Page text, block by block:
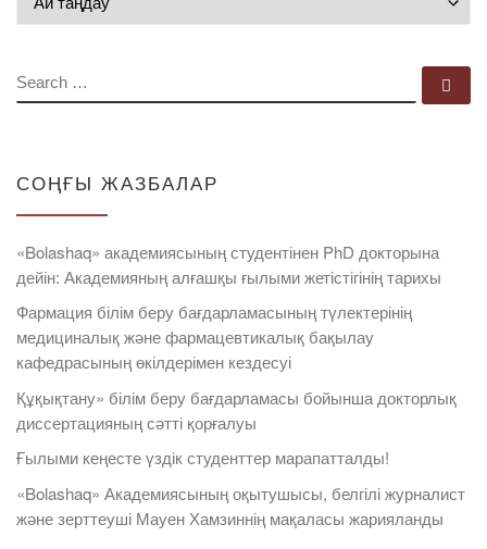
SEARCH
СОҢҒЫ ЖАЗБАЛАР
«Bolashaq» академиясының студентінен PhD докторына
дейін: Академияның алғашқы ғылыми жетістігінің тарихы
Фармация білім беру бағдарламасының түлектерінің
медициналық және фармацевтикалық бақылау
кафедрасының өкілдерімен кездесуі
Құқықтану» білім беру бағдарламасы бойынша докторлық
диссертацияның сәтті қорғалуы
Ғылыми кеңесте үздік студенттер марапатталды!
«Bolashaq» Академиясының оқытушысы, белгілі журналист
және зерттеуші Мауен Хамзиннің мақаласы жарияланды